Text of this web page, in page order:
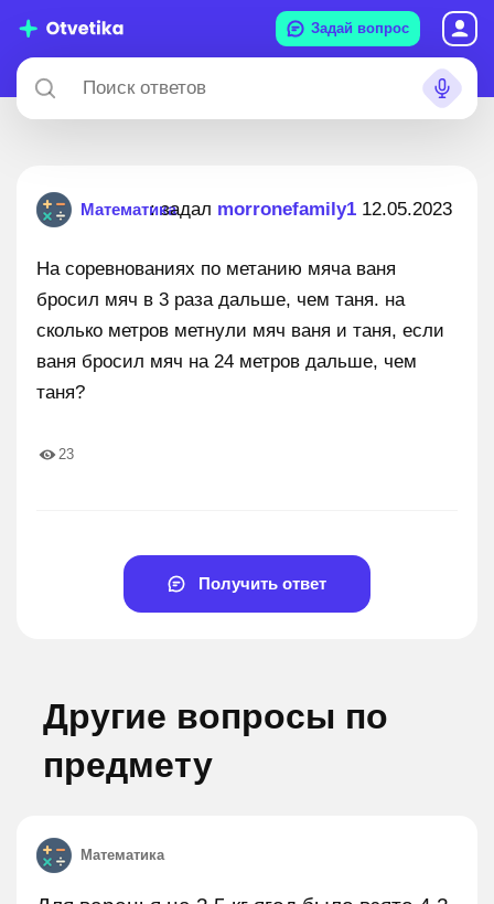
Задай вопрос
Математика: задал morronefamily1 12.05.2023
На соревнованиях по метанию мяча ваня
бросил мяч в 3 раза дальше, чем таня. на
сколько метров метнули мяч ваня и таня, если
ваня бросил мяч на 24 метров дальше, чем
таня?
23
Получить ответ
Другие вопросы по
предмету
Математика